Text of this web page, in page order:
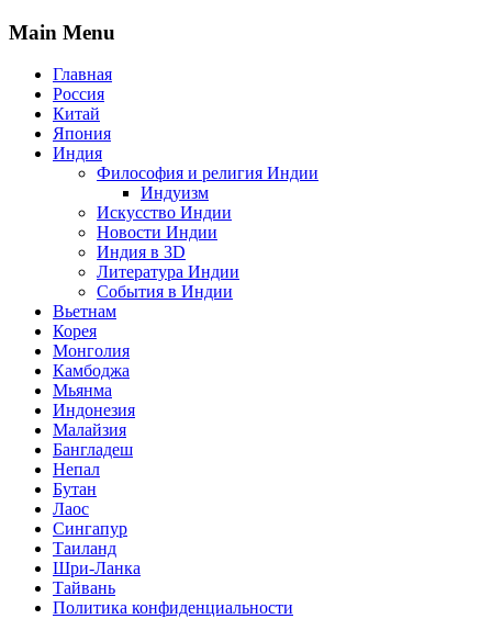
Main Menu
Главная
Россия
Китай
Япония
Индия
Философия и религия Индии
Индуизм
Искусство Индии
Новости Индии
Индия в 3D
Литература Индии
События в Индии
Вьетнам
Корея
Монголия
Камбоджа
Мьянма
Индонезия
Малайзия
Бангладеш
Непал
Бутан
Лаос
Сингапур
Таиланд
Шри-Ланка
Тайвань
Политика конфиденциальности